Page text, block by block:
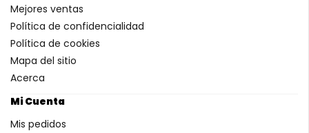
Mejores ventas
Política de confidencialidad
Política de cookies
Mapa del sitio
Acerca
Mi Cuenta
Mis pedidos